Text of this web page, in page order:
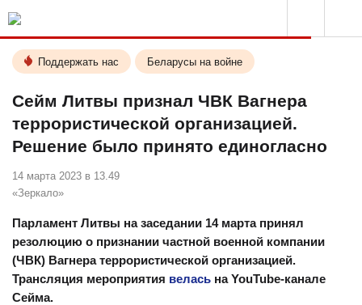
Поддержать нас Беларусы на войне
Сейм Литвы признал ЧВК Вагнера
террористической организацией.
Решение было принято единогласно
14 марта 2023 в 13.49
«Зеркало»
Парламент Литвы на заседании 14 марта принял
резолюцию о признании частной военной компании
(ЧВК) Вагнера террористической организацией.
Трансляция мероприятия велась на YouTube-канале
Сейма.